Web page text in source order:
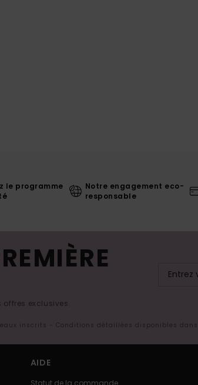
le programme
Notre engagement eco-
responsable
exclusives.
inscrits - Conditions détaillées disponibles
AIDE
Statut de la commande